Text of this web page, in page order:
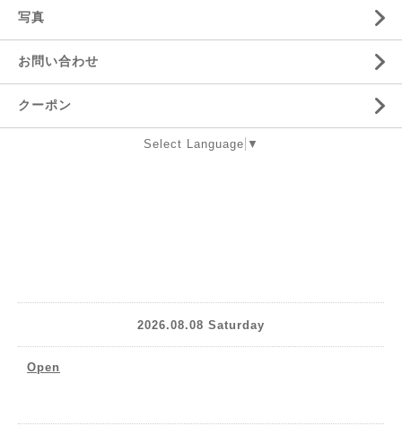
写真
お問い合わせ
クーポン
Select Language ▼
2026.08.08 Saturday
Open